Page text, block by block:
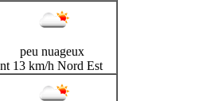
peu nuageux
13 km/h Nord Est